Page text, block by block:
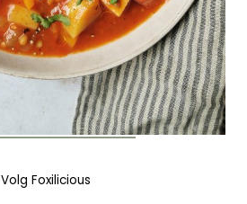
Volg Foxilicious